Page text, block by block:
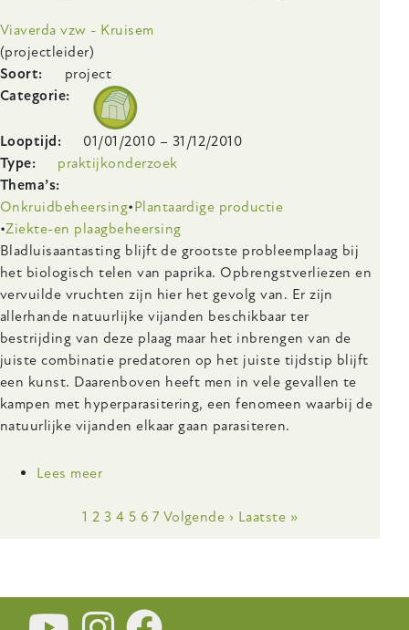
Onderzoeksinstelling
Viaverda vzw - Kruisem
(projectleider)
Soort
project
Categorie
Looptijd 01/01/2010 – 31/12/2010
Type
praktijkonderzoek
Thema’s
Onkruidbeheersing Plantaardige productie
Ziekte-en plaagbeheersing
Body
Bladluisaantasting blijft de grootste probleemplaag bij
het biologisch telen van paprika. Opbrengstverliezen en
vervuilde vruchten zijn hier het gevolg van. Er zijn
allerhande natuurlijke vijanden beschikbaar ter
bestrijding van deze plaag maar het inbrengen van de
juiste combinatie predatoren op het juiste tijdstip blijft
een kunst. Daarenboven heeft men in vele gevallen te
kampen met hyperparasitering, een fenomeen waarbij de
natuurlijke vijanden elkaar gaan parasiteren.
Lees meer
van
de
PagineringHuidige
1 Pagina
2 Pagina
3 Pagina
4 Pagina
5 Pagina
6 Pagina
7 Volgende
Volgende › Laatste
Laatste »